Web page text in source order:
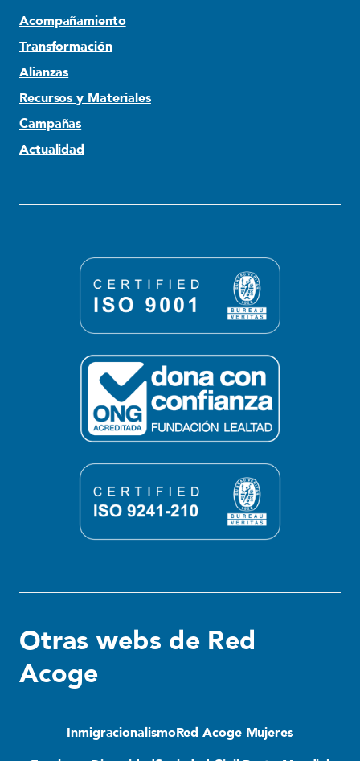
Acompañamiento
Transformación
Alianzas
Recursos y Materiales
Campañas
Actualidad
Otras webs de Red
Acoge
InmigracionalismoRed Acoge Mujeres